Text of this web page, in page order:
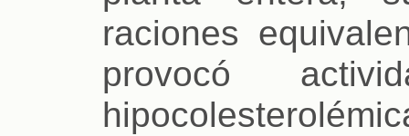
raciones
provocó